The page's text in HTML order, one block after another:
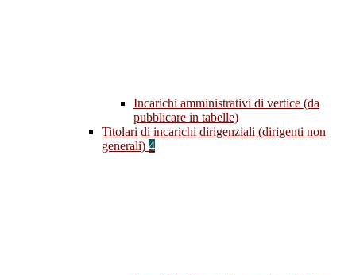
Incarichi amministrativi di vertice (da
pubblicare in tabelle)
Titolari di incarichi dirigenziali (dirigenti non
generali) 4